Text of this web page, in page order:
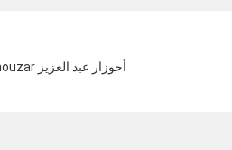
Abdel Aziz Ahouzar أحوزار عبد العزيز